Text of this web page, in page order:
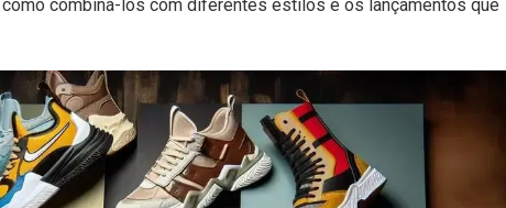
combiná-los com diferentes estilos e os lançamentos que